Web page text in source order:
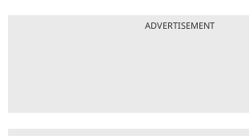
ADVERTISEMENT